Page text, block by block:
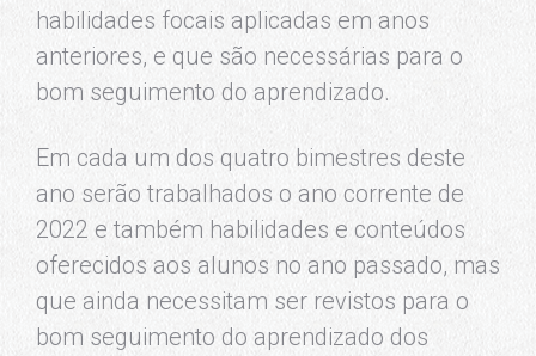
habilidades focais aplicadas em anos
anteriores, e que são necessárias para o
bom seguimento do aprendizado.
Em cada um dos quatro bimestres deste
ano serão trabalhados o ano corrente de
2022 e também habilidades e conteúdos
oferecidos aos alunos no ano passado, mas
que ainda necessitam ser revistos para o
bom seguimento do aprendizado dos